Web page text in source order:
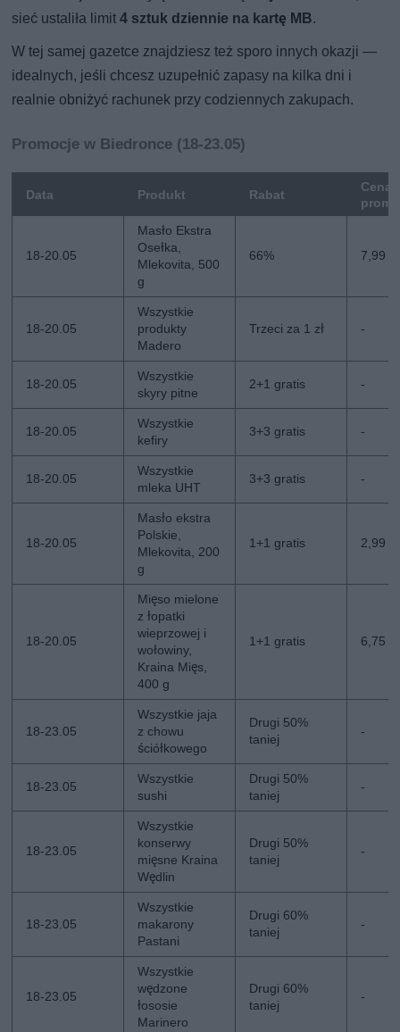
sieć ustaliła limit4 sztuk dziennie na kartę MB.
W tej samej gazetce znajdziesz też sporo innych okazji —
idealnych, jeśli chcesz uzupełnić zapasy na kilka dni i
realnie obniżyć rachunek przy codziennych zakupach.
Promocje w Biedronce (18-23.05)
Data Produkt Rabat
Cena
18-20.05
Masło Ekstra
Osełka,
Mlekovita, 500
g
66% 7,99
18-20.05
Wszystkie
produkty
Madero
Trzeci za 1 zł -
18-20.05
Wszystkie
skyry pitne
2+1 gratis -
18-20.05
Wszystkie
kefiry
3+3 gratis -
18-20.05
Wszystkie
mleka UHT
3+3 gratis -
18-20.05
Masło ekstra
Polskie,
Mlekovita, 200
g
1+1 gratis 2,99
18-20.05
Mięso mielone
z łopatki
wieprzowej i
wołowiny,
Kraina Mięs,
400 g
1+1 gratis 6,75
18-23.05
Wszystkie jaja
z chowu
ściółkowego
Drugi 50%
taniej
-
18-23.05
Wszystkie
sushi
Drugi 50%
taniej
-
18-23.05
Wszystkie
konserwy
mięsne Kraina
Wędlin
Drugi 50%
taniej
-
18-23.05
Wszystkie
makarony
Pastani
Drugi 60%
taniej
-
18-23.05
Wszystkie
wędzone
łososie
Marinero
Drugi 60%
taniej
-